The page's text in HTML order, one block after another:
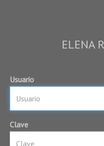
ELENA
Usuario
Clave